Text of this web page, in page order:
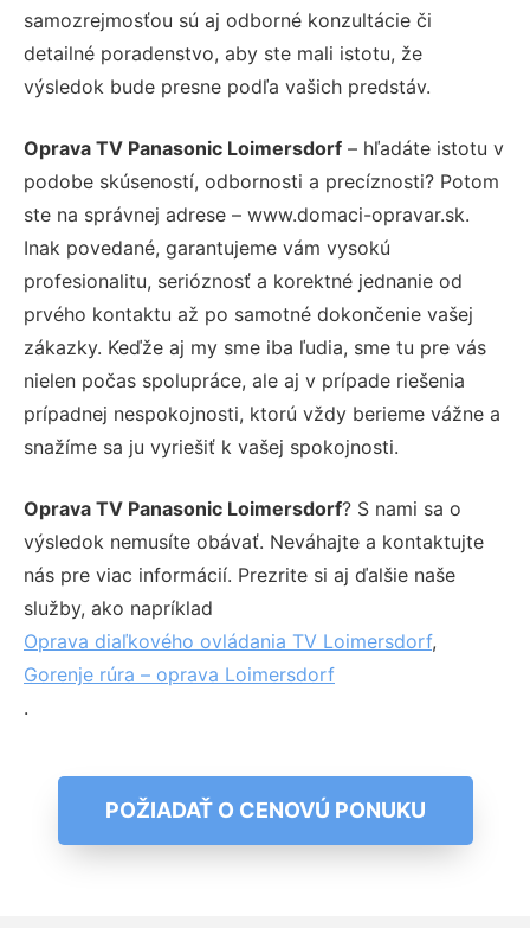
samozrejmosťou sú aj odborné konzultácie či
detailné poradenstvo, aby ste mali istotu, že
výsledok bude presne podľa vašich predstáv.
Oprava TV Panasonic Loimersdorf – hľadáte istotu v
podobe skúseností, odbornosti a precíznosti? Potom
ste na správnej adrese – www.domaci-opravar.sk.
Inak povedané, garantujeme vám vysokú
profesionalitu, serióznosť a korektné jednanie od
prvého kontaktu až po samotné dokončenie vašej
zákazky. Keďže aj my sme iba ľudia, sme tu pre vás
nielen počas spolupráce, ale aj v prípade riešenia
prípadnej nespokojnosti, ktorú vždy berieme vážne a
snažíme sa ju vyriešiť k vašej spokojnosti.
Oprava TV Panasonic Loimersdorf? S nami sa o
výsledok nemusíte obávať. Neváhajte a kontaktujte
nás pre viac informácií. Prezrite si aj ďalšie naše
služby, ako napríklad
Oprava diaľkového ovládania TV Loimersdorf,
Gorenje rúra – oprava Loimersdorf
.
POŽIADAŤ O CENOVÚ PONUKU